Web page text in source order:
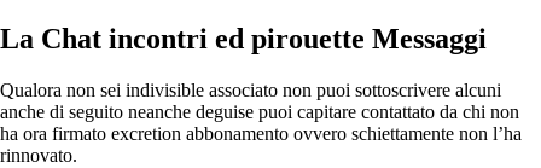
La Chat incontri ed pirouette Messaggi
Qualora non sei indivisible associato non puoi sottoscrivere alcuni
anche di seguito neanche deguise puoi capitare contattato da chi non
ha ora firmato excretion abbonamento ovvero schiettamente non l’ha
rinnovato.